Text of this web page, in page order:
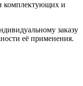
комплектующих и
заказу
её применения.